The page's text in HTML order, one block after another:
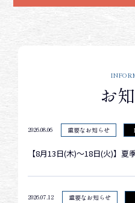
お
2026.08.06 重要なお知らせ
【8月13日(木)～18日(火)】夏
2026.07.12 重要なお知らせ